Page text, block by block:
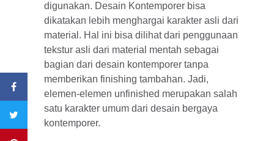
digunakan. Desain Kontemporer bisa
dikatakan lebih menghargai karakter asli dari
material. Hal ini bisa dilihat dari penggunaan
tekstur asli dari material mentah sebagai
bagian dari desain kontemporer tanpa
memberikan finishing tambahan. Jadi,
elemen-elemen unfinished merupakan salah
satu karakter umum dari desain bergaya
kontemporer.